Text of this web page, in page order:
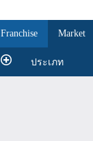
Franchise Market
ประเภท